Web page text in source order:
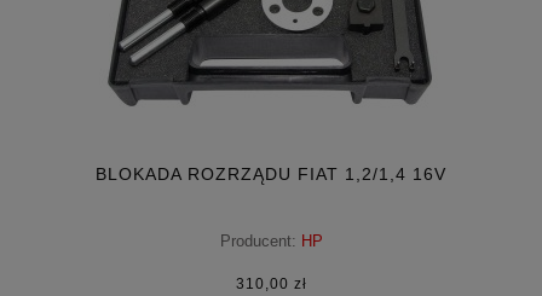
BLOKADA ROZRZĄDU FIAT 1,2/1,4 16V
Producent: HP
310,00 zł